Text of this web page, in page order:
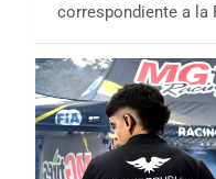
correspondiente a la